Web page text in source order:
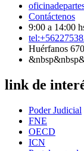
Contáctenos
9:00 a 14:00
Huérfanos
link de
Poder Judicial
FNE
OECD
ICN